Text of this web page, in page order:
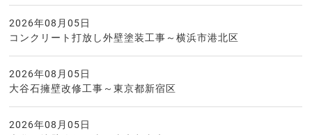
2026年08月05日
コンクリート打放し外壁塗装工事～横浜市港北区
2026年08月05日
大谷石擁壁改修工事～東京都新宿区
2026年08月05日